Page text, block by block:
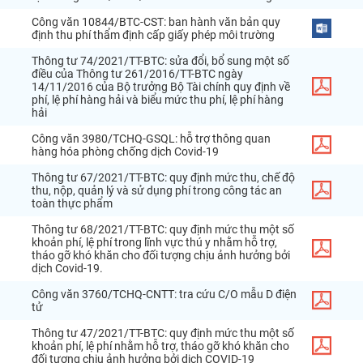
Công văn 10844/BTC-CST: ban hành văn bản quy
định thu phíthẩmđịnh cấpgiấy phép môitrường
Thông tư74/2021 /TT-BTC:sửa đổi, bổsung một số
điều của Thông tư261 /2016/TT-BTC ngày
14/11 /2016của Bộtrưởng BộTàichính quyđịnh về
phí, lệ phí hàng hảivà biểu mứcthu phí, lệ phí hàng
hải
Công văn 3980/TCHQ-GSQL : hỗtrợthông quan
hàng hóa phòng chống dịch Covid-19
Thông tư 67/2021 /TT-BTC:quyđịnh mứcthu, chếđộ
thu, nộp, quản lývà sửdụng phítrong công tácan
toàn thực phẩm
Thông tư 68/2021 /TT-BTC:quyđịnh mứcthu một số
khoản phí, lệ phítrong lĩnh vựcthú y nhằm hỗtrợ,
tháogỡ khó khăn chođốitượng chịu ảnh hưởng bởi
dịch Covid-19.
Công văn 3760/TCHQ-CNTT:tra cứu C/O mẫu Dđiện
tử
Thông tư47/2021 /TT-BTC:quyđịnh mứcthu một số
khoản phí, lệ phí nhằm hỗtrợ, tháogỡ khó khăn cho
đốitượng chịu ảnh hưởng bởidịch COVID-19